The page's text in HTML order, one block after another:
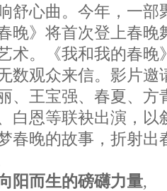
舒心曲。今年，一部
晚》将首次登上春晚
术。《我和我的春晚
数观众来信。影片邀
、王宝强、春夏、方
白恩等联袂出演，以
春晚的故事，折射出
而生的磅礴力量,